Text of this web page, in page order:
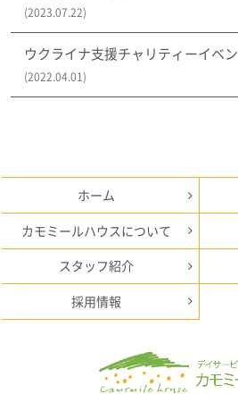
(2023.07.22)
ウクライナ支援チャリティーイベ
(2022.04.01)
ホーム
カモミールハウスについて
スタッフ紹介
採用情報